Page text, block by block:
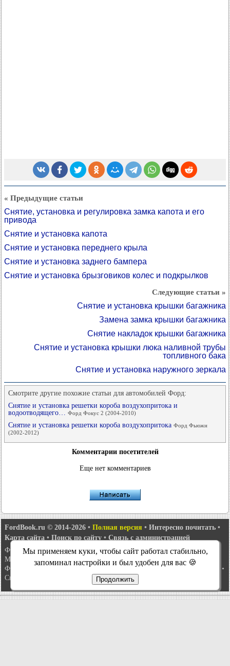
« Предыдущие статьи
Снятие, установка и регулировка замка капота и его
привода
Снятие и установка капота
Снятие и установка переднего крыла
Снятие и установка заднего бампера
Снятие и установка брызговиков колес и подкрылков
Следующие статьи »
Снятие и установка крышки багажника
Замена замка крышки багажника
Снятие накладок крышки багажника
Снятие и установка крышки люка наливной трубы
топливного бака
Снятие и установка наружного зеркала
Смотрите другие похожие статьи для автомобилей Форд:
Снятие и установка решетки короба воздухопритока и
водоотводящего… Форд Фокус 2 (2004-2010)
Снятие и установка решетки короба воздухопритока Форд Фьюжн
(2002-2012)
Комментарии посетителей
Еще нет комментариев
FordBook.ru © 2014-2026 • Полная версия • Интересно почитать •
Карта сайта • Поиск по сайту • Связь с администрацией
Фокус 1• Фокус Турнир 1•Фокус 2•Мондео 1•Мондео 1 и 2•
Мондео 2•Мондео 3•Мондео 4•Эскорт 3•Эскорт 4 •Эскорт 5
Фиеста 2
Таурус 1 и 2 Фьюжн • Скорпио 1
•
Сиерра
Мы применяем куки, чтобы сайт работал стабильно,
запоминал настройки и был удобен для вас 🍪
Продолжить